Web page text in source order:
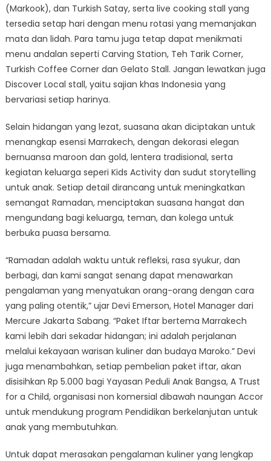
(Markook), dan Turkish Satay, serta live cooking stall yang
tersedia setap hari dengan menu rotasi yang memanjakan
mata dan lidah. Para tamu juga tetap dapat menikmati
menu andalan seperti Carving Station, Teh Tarik Corner,
Turkish Coffee Corner dan Gelato Stall. Jangan lewatkan juga
Discover Local stall, yaitu sajian khas Indonesia yang
bervariasi setiap harinya.
Selain hidangan yang lezat, suasana akan diciptakan untuk
menangkap esensi Marrakech, dengan dekorasi elegan
bernuansa maroon dan gold, lentera tradisional, serta
kegiatan keluarga seperi Kids Activity dan sudut storytelling
untuk anak. Setiap detail dirancang untuk meningkatkan
semangat Ramadan, menciptakan suasana hangat dan
mengundang bagi keluarga, teman, dan kolega untuk
berbuka puasa bersama.
“Ramadan adalah waktu untuk refleksi, rasa syukur, dan
berbagi, dan kami sangat senang dapat menawarkan
pengalaman yang menyatukan orang-orang dengan cara
yang paling otentik,” ujar Devi Emerson, Hotel Manager dari
Mercure Jakarta Sabang. “Paket Iftar bertema Marrakech
kami lebih dari sekadar hidangan; ini adalah perjalanan
melalui kekayaan warisan kuliner dan budaya Maroko.” Devi
juga menambahkan, setiap pembelian paket iftar, akan
disisihkan Rp 5.000 bagi Yayasan Peduli Anak Bangsa, A Trust
for a Child, organisasi non komersial dibawah naungan Accor
untuk mendukung program Pendidikan berkelanjutan untuk
anak yang membutuhkan.
Untuk dapat merasakan pengalaman kuliner yang lengkap